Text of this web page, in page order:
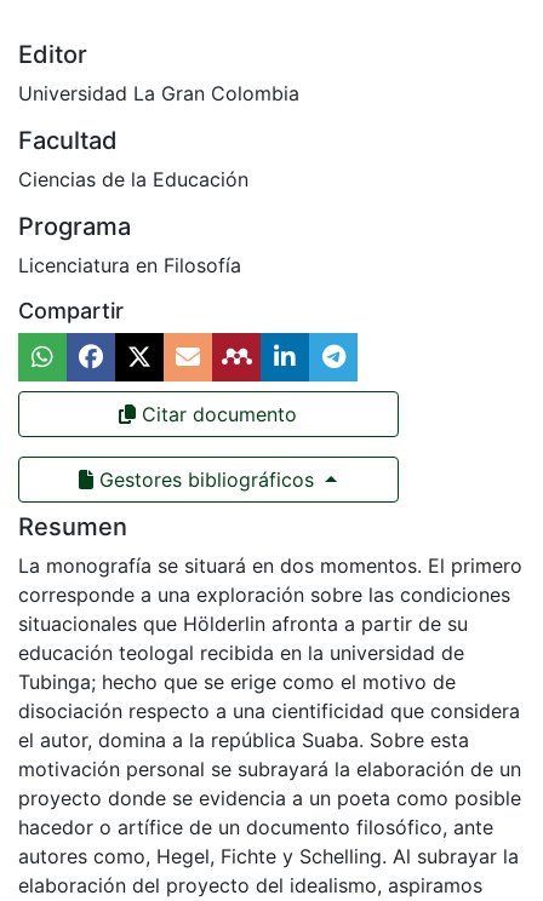
Editor
Universidad La Gran Colombia
Facultad
Ciencias de la Educación
Programa
Licenciatura en Filosofía
Compartir
Citar documento
Gestores bibliográficos
Resumen
La monografía se situará en dos momentos. El primero
corresponde a una exploración sobre las condiciones
situacionales que Hölderlin afronta a partir de su
educación teologal recibida en la universidad de
Tubinga; hecho que se erige como el motivo de
disociación respecto a una cientificidad que considera
el autor, domina a la república Suaba. Sobre esta
motivación personal se subrayará la elaboración de un
proyecto donde se evidencia a un poeta como posible
hacedor o artífice de un documento filosófico, ante
autores como, Hegel, Fichte y Schelling. Al subrayar la
elaboración del proyecto del idealismo, aspiramos